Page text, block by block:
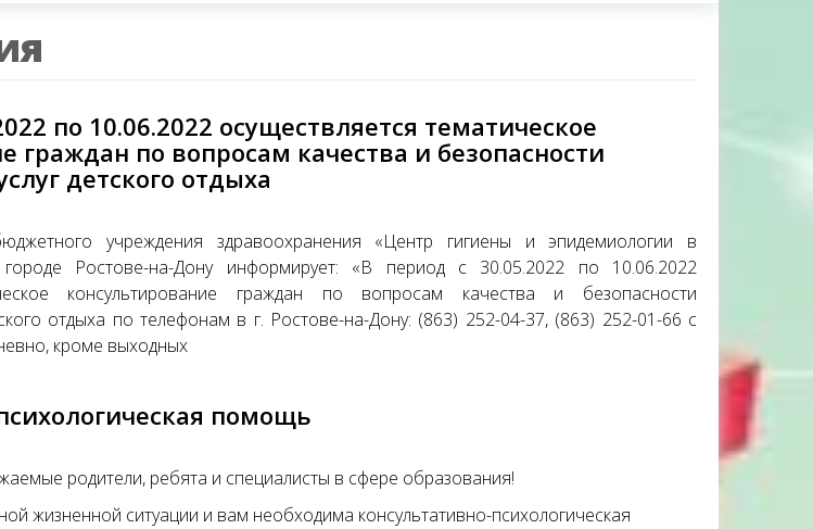
по 10.06.2022 осуществляется тематическое
граждан по вопросам качества и безопасности
детского отдыха
учреждения здравоохранения «Центр гигиены и эпидемиологии в
Ростове-на-Дону информирует: «В период с 30.05.2022 по 10.06.2022
консультирование граждан по вопросам качества и безопасности
отдыха по телефонам в г. Ростове-на-Дону: (863) 252-04-37, (863) 252-01-66 с
кроме выходных
помощь
родители, ребята и специалисты в сфере образования!
жизненной ситуации и вам необходима консультативно-психологическая